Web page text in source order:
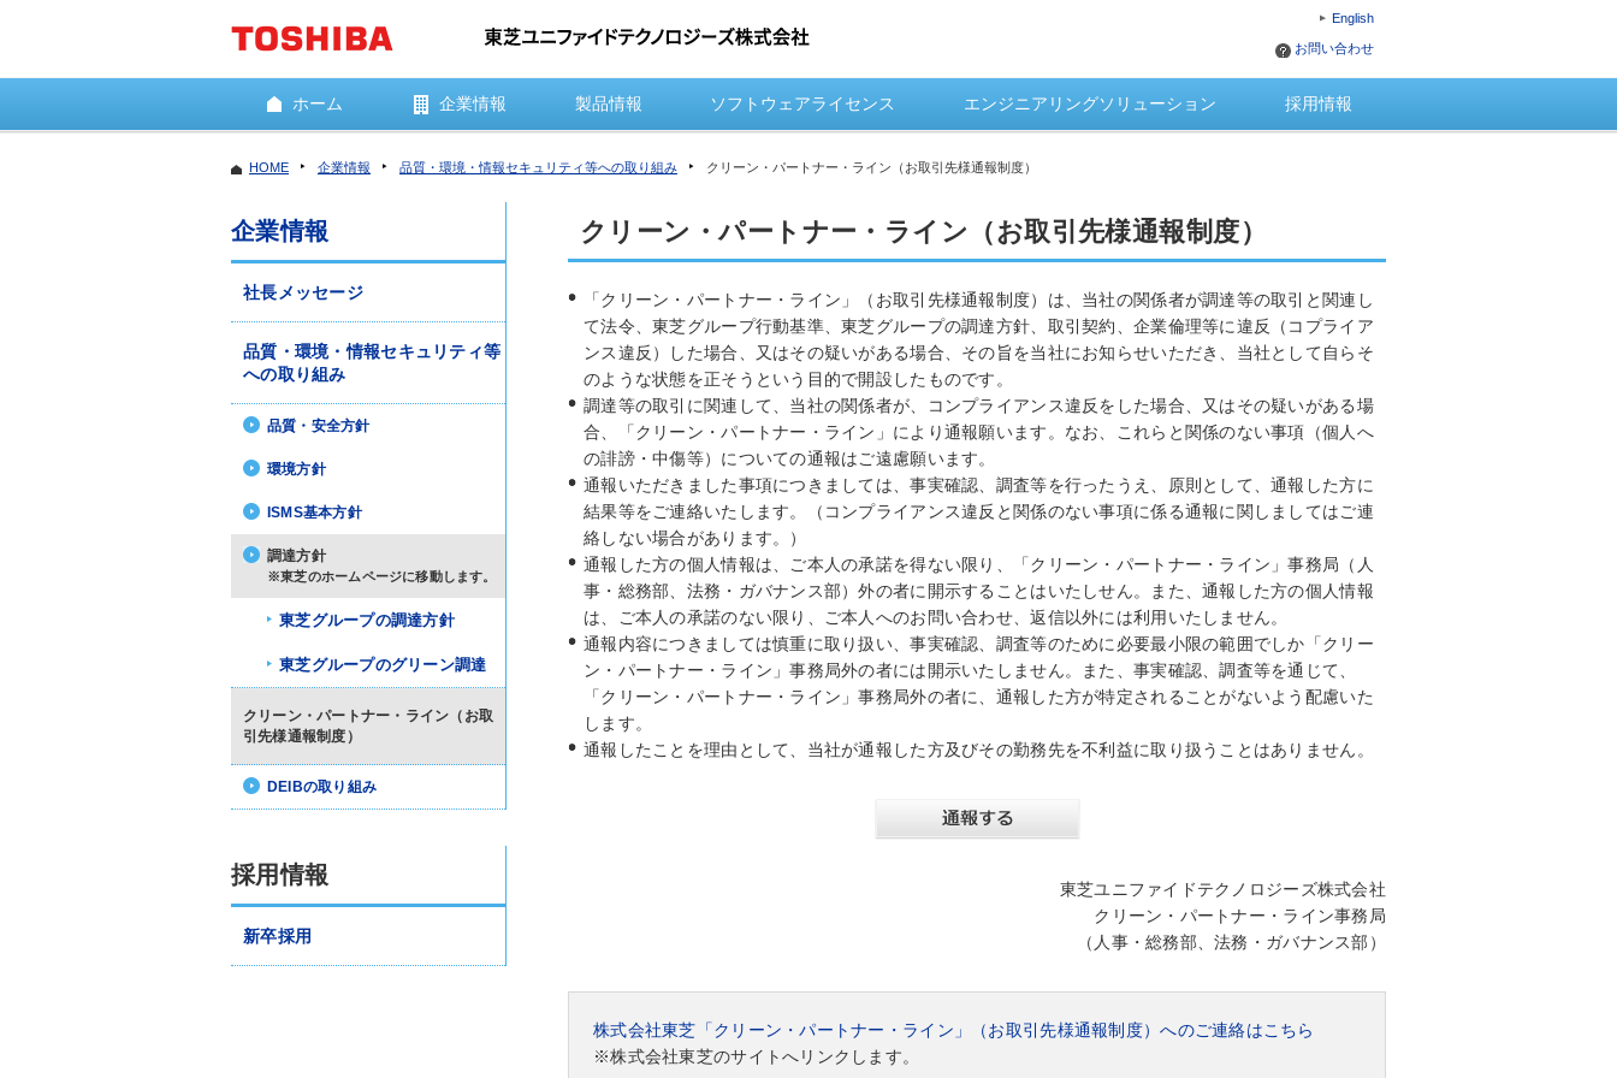
English
お問い合わせ
ホーム 企業情報 製品情報 ソフトウェアライセンス エンジニアリングソリューション 採用情報
HOME 企業情報 品質・環境・情報セキュリティ等への取り組み クリーン・パートナー・ライン（お取引先様通報制度）
クリーン・パートナー・ライン（お取引先様通報制度）
「クリーン・パートナー・ライン」（お取引先様通報制度）は、当社の関係者が調達等の取引と関連し
て法令、東芝グループ行動基準、東芝グループの調達方針、取引契約、企業倫理等に違反（コプライア
ンス違反）した場合、又はその疑いがある場合、その旨を当社にお知らせいただき、当社として自らそ
のような状態を正そうという目的で開設したものです。
調達等の取引に関連して、当社の関係者が、コンプライアンス違反をした場合、又はその疑いがある場
合、「クリーン・パートナー・ライン」により通報願います。なお、これらと関係のない事項（個人へ
の誹謗・中傷等）についての通報はご遠慮願います。
通報いただきました事項につきましては、事実確認、調査等を行ったうえ、原則として、通報した方に
結果等をご連絡いたします。（コンプライアンス違反と関係のない事項に係る通報に関しましてはご連
絡しない場合があります。）
通報した方の個人情報は、ご本人の承諾を得ない限り、「クリーン・パートナー・ライン」事務局（人
事・総務部、法務・ガバナンス部）外の者に開示することはいたしせん。また、通報した方の個人情報
は、ご本人の承諾のない限り、ご本人へのお問い合わせ、返信以外には利用いたしません。
通報内容につきましては慎重に取り扱い、事実確認、調査等のために必要最小限の範囲でしか「クリー
ン・パートナー・ライン」事務局外の者には開示いたしません。また、事実確認、調査等を通じて、
「クリーン・パートナー・ライン」事務局外の者に、通報した方が特定されることがないよう配慮いた
します。
通報したことを理由として、当社が通報した方及びその勤務先を不利益に取り扱うことはありません。
東芝ユニファイドテクノロジーズ株式会社
クリーン・パートナー・ライン事務局
（人事・総務部、法務・ガバナンス部）
株式会社東芝「クリーン・パートナー・ライン」（お取引先様通報制度）へのご連絡はこちら
※株式会社東芝のサイトへリンクします。
企業情報
社長メッセージ
品質・環境・情報セキュリティ等
への取り組み
品質・安全方針
環境方針
ISMS基本方針
調達方針
※東芝のホームページに移動します。
東芝グループの調達方針
東芝グループのグリーン調達
クリーン・パートナー・ライン（お取
引先様通報制度）
DEIBの取り組み
採用情報
新卒採用